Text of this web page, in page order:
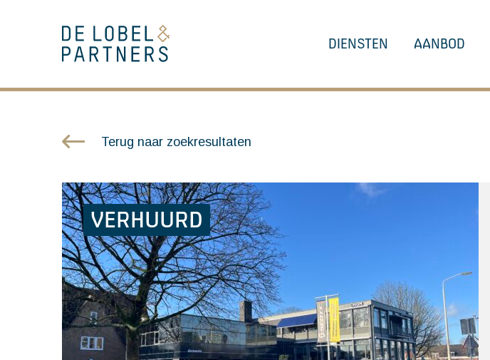
DIENSTEN AANBOD
Terug naar zoekresultaten
VERHUURD